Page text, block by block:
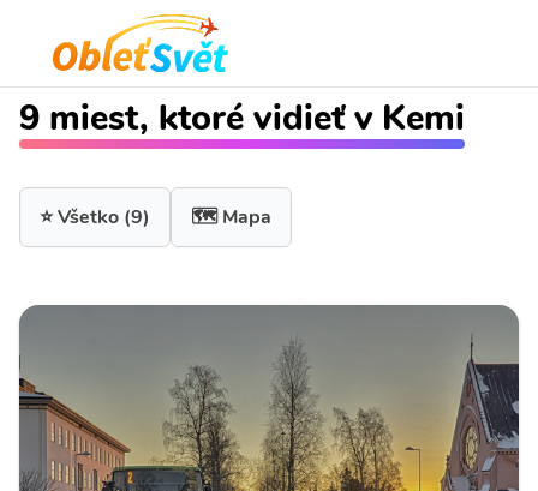
9 miest, ktoré vidieť v Kemi
⭐ Všetko (9) 🗺️ Mapa